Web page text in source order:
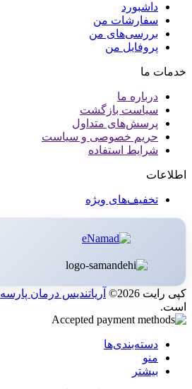
داشبورد
سفارشات من
بررسی‌های من
پروفایل من
خدمات ما
درباره ما
سیاست بازگشت
پرسش‌های متداول
حریم خصوصی و سیاست
شرایط استفاده
اطلاعات
تخفیف‌های ویژه
کپی رایت 2026© آریاتندیس درمان پارسه
است.
دسته‌بندی‌ها
منو
بیشتر